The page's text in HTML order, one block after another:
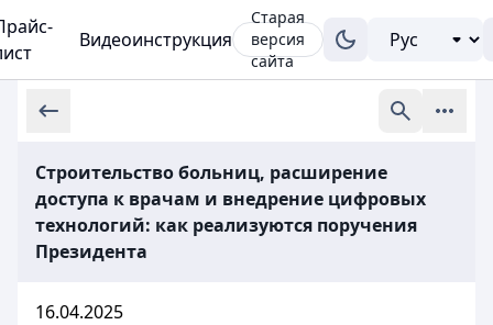
Видеоинструкция
Старая
версия
сайта
Строительство больниц, расширение
доступа к врачам и внедрение цифровых
технологий: как реализуются поручения
Президента
16.04.2025